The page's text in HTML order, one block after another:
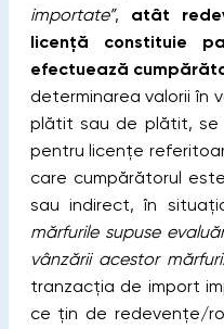
importate”, atât
licență constituie
efectuează
determinarea valorii în
plătit sau de plătit, se
pentru licențe
care cumpărătorul
sau indirect, în
mărfurile supuse
vânzării acestor mărfuri.
tranzacția de import
ce țin de redevențe/